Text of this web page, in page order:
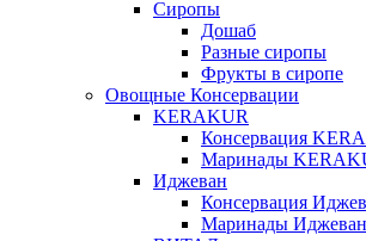
Сиропы
Дошаб
Разные сиропы
Фрукты в сиропе
Овощные Консервации
KERAKUR
Консервация
Маринады
Иджеван
Консервация
Маринады Иджеван